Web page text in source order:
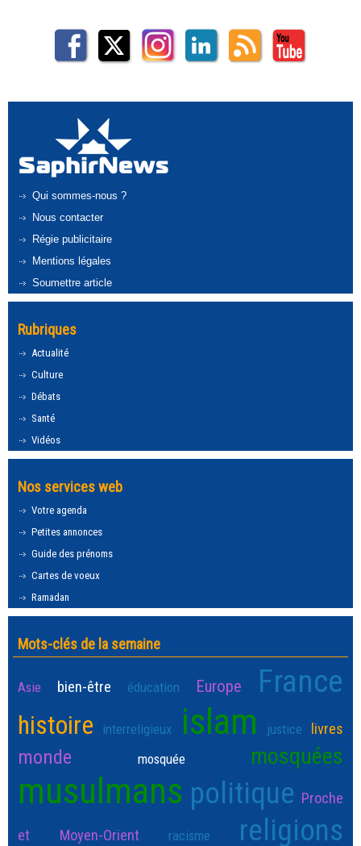
Qui sommes-nous ?
Nous contacter
Régie publicitaire
Mentions légales
Soumettre article
Rubriques
Actualité
Culture
Débats
Santé
Vidéos
Nos services web
Votre agenda
Petites annonces
Guide des prénoms
Cartes de voeux
Ramadan
Mots-clés de la semaine
Asie bien-être éducation Europe France
histoire interreligieux islam justice livres
monde mosquée mosquées
musulmans politique Proche
et Moyen-Orient racisme religions